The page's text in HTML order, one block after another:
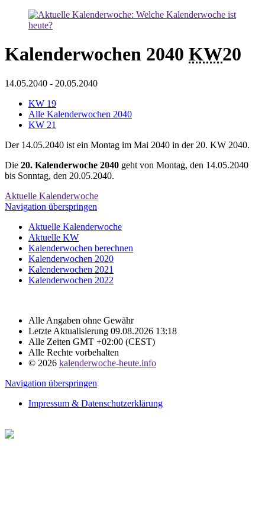
Kalenderwochen 2040 KW20
14.05.2040 - 20.05.2040
KW 19
Alle Kalenderwochen 2040
KW 21
Der 14.05.2040 ist ein Montag im Mai 2040 in der 20. KW 2040.
Die 20. Kalenderwoche 2040 geht von Montag, den 14.05.2040
bis Sonntag, den 20.05.2040.
Aktuelle Kalenderwoche
Navigation überspringen
Aktuelle Kalenderwoche
Aktuelle KW
Kalenderwochen berechnen
Kalenderwochen 2020
Kalenderwochen 2021
Kalenderwochen 2022
Alle Angaben ohne Gewähr
Letzte Aktualisierung 09.08.2026 13:18
Alle Zeiten GMT +02:00 (CEST)
Alle Rechte vorbehalten
© 2026 kalenderwoche-heute.info
Navigation überspringen
Impressum & Datenschutzerklärung